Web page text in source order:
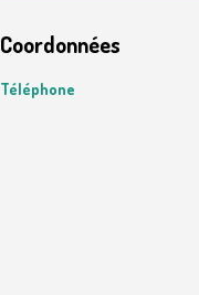
Coordonnées
Téléphone